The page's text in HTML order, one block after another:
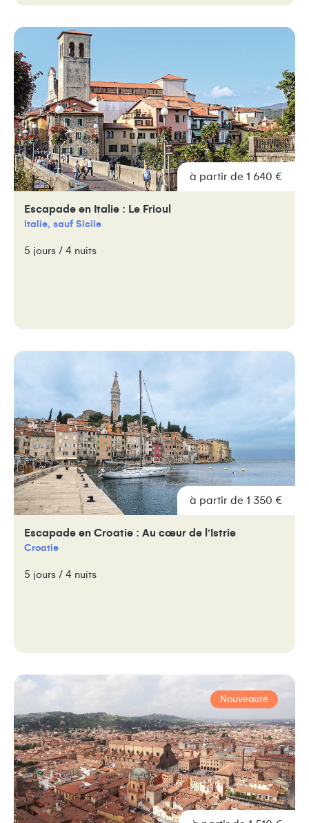
à partir de 1 640 €
Escapade en Italie : Le Frioul
Italie, sauf Sicile
5 jours / 4 nuits
à partir de 1 350 €
Escapade en Croatie : Au cœur de l’Istrie
Croatie
5 jours / 4 nuits
Nouveauté